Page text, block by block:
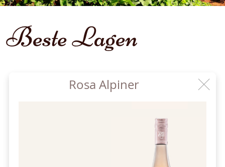
Beste Lagen
Rosa Alpiner